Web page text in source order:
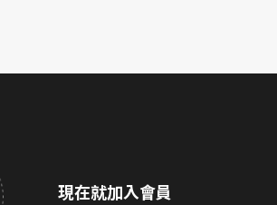
現在就加入會員